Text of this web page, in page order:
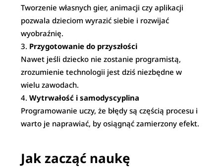
Tworzenie własnych gier, animacji czy aplikacji
pozwala dzieciom wyrazić siebie i rozwijać
wyobraźnię.
Przygotowanie do przyszłości
Nawet jeśli dziecko nie zostanie programistą,
zrozumienie technologii jest dziś niezbędne w
wielu zawodach.
Wytrwałość i samodyscyplina
Programowanie uczy, że błędy są częścią procesu i
warto je naprawiać, by osiągnąć zamierzony efekt.
Jak zacząć naukę